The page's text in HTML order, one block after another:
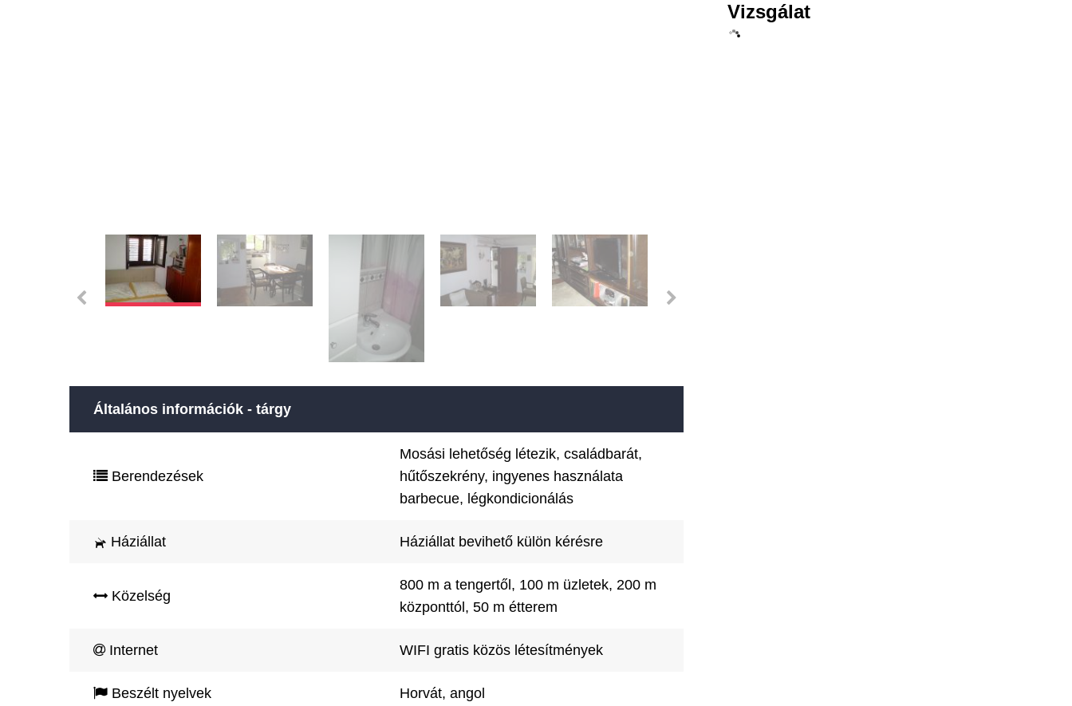
Általános információk - tárgy
Berendezések
Mosási lehetőség létezik, családbarát,
hűtőszekrény, ingyenes használata
barbecue, légkondicionálás
Háziállat Háziállat bevihető külön kérésre
Közelség
800 m a tengertől, 100 m üzletek, 200 m
központtól, 50 m étterem
Internet WIFI gratis közös létesítmények
Beszélt nyelvek Horvát, angol
Vizsgálat